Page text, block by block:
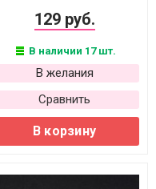
129 руб.
В наличии 17 шт.
В желания
Сравнить
В корзину